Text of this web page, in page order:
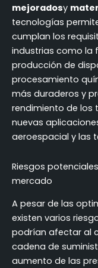
mejoradosy
tecnologías
cumplan los
industrias como la
producción de
procesamiento
más duraderos y
rendimiento de los
nuevas
aeroespacial y las
Riesgos
mercado
A pesar de las
existen varios
podrían afectar al
cadena de
aumento de las